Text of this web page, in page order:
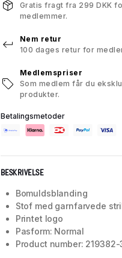
Gratis fragt fra 299 DKK
medlemmer.
Nem retur
100 dages retur for
Medlemspriser
Som medlem får du
produkter.
Betalingsmetoder
BESKRIVELSE
Bomuldsblanding
Stof med garnfarvede
Printet logo
Pasform: Normal
Product number: